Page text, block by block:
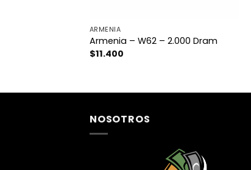
ARMENIA
Armenia – W62 – 2.000 Dram
$11.400
NOSOTROS